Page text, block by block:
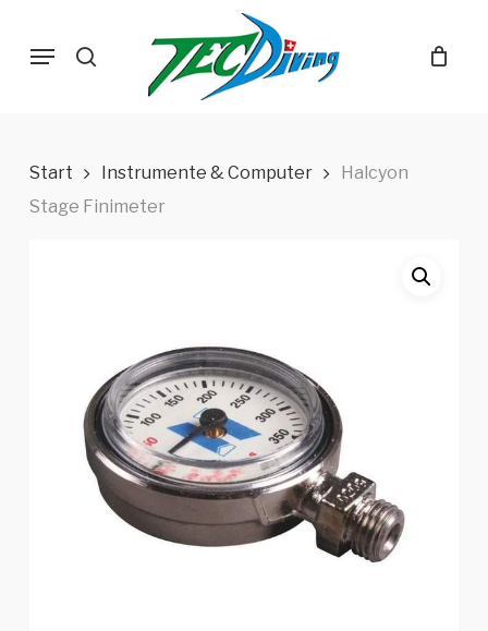
search
Menu
Start Instrumente & Computer
Halcyon
Stage Finimeter